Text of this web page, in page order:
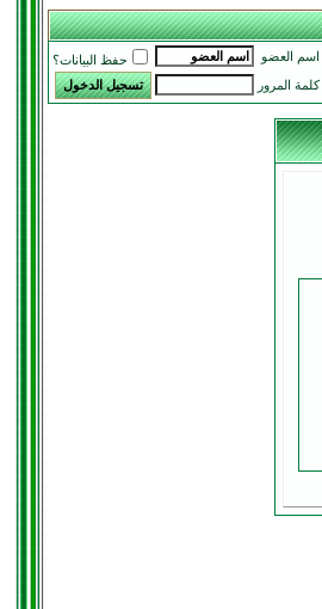
اسم العضو
حفظ البيانات؟
كلمة المرور